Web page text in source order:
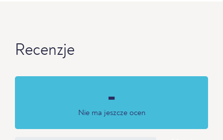
Recenzje
-
Nie ma jeszcze ocen